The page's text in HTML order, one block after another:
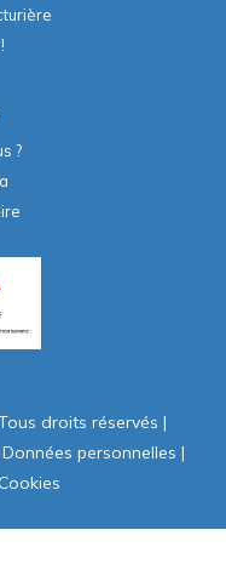
?
droits réservés |
Données personnelles |
Cookies